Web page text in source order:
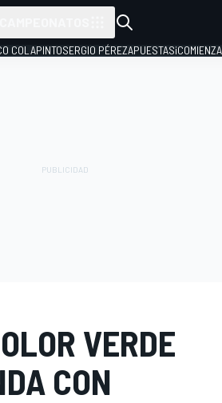
COLAPINTOSERGIO PÉREZAPUESTAS
VERDE
CON